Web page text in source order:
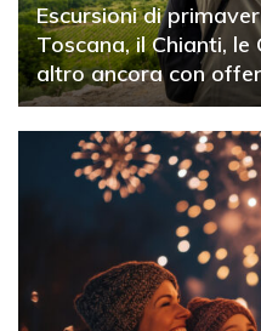
Escursioni di
Toscana, il Chianti,
altro ancora con